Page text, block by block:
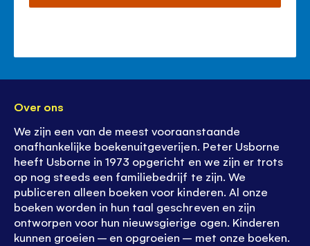
Over ons
We zijn een van de meest vooraanstaande
onafhankelijke boekenuitgeverijen. Peter Usborne
heeft Usborne in 1973 opgericht en we zijn er trots
op nog steeds een familiebedrijf te zijn. We
publiceren alleen boeken voor kinderen. Al onze
boeken worden in hun taal geschreven en zijn
ontworpen voor hun nieuwsgierige ogen. Kinderen
kunnen groeien – en opgroeien – met onze boeken.